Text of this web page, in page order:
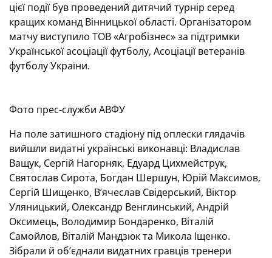
цієї події був проведений дитячий турнір серед
кращих команд Вінницької області. Організатором
матчу виступило ТОВ «Агробізнес» за підтримки
Української асоціації футболу, Асоціації ветеранів
футболу України.
Фото прес-служби АВФУ
На поле затишного стадіону під оплески глядачів
вийшли видатні українські виконавці: Владислав
Ващук, Сергій Нагорняк, Едуард Цихмейструк,
Святослав Сирота, Богдан Шершун, Юрій Максимов,
Сергій Шищенко, В’ячеслав Свідерський, Віктор
Уляницький, Олександр Венглинський, Андрій
Оксимець, Володимир Бондаренко, Віталій
Самойлов, Віталій Мандзюк та Микола Іщенко.
Зібрали й об’єднали видатних гравців тренери